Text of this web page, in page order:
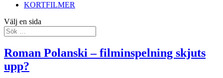
KORTFILMER
Välj en sida
Roman Polanski – filminspelning skjuts
upp?